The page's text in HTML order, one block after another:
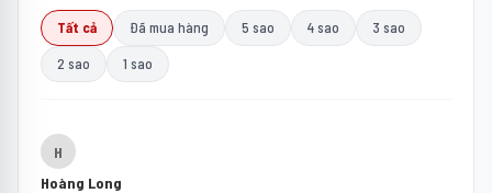
Tất cả Đã mua hàng 5 sao 4 sao 3 sao
2 sao 1 sao
H
Hoàng Long